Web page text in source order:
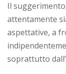
Il
attentamente
aspettative, a
soprattutto